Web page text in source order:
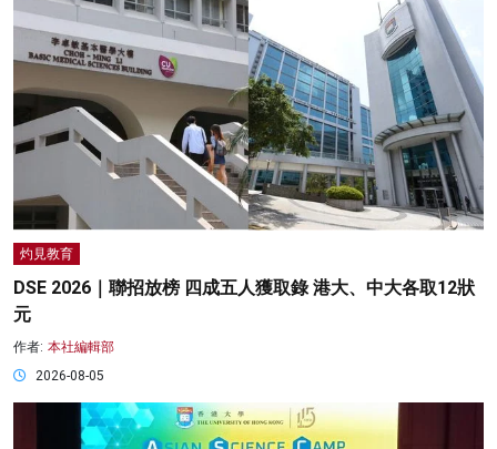
灼見教育
DSE 2026｜聯招放榜 四成五人獲取錄 港大、中大各取12狀
元
作者: 本社編輯部
2026-08-05